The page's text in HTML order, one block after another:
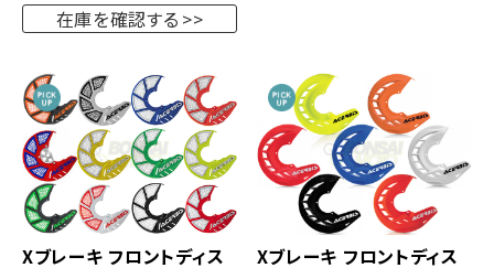
在庫を確認する
Xブレーキ フロントディス Xブレーキ フロントディス